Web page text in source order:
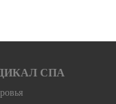
СПА